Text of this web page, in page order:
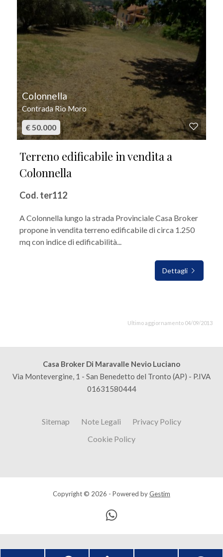
Colonnella
Contrada Rio Moro
€ 50.000
Terreno edificabile in vendita a
Colonnella
Cod. ter112
A Colonnella lungo la strada Provinciale Casa Broker
propone in vendita terreno edificabile di circa 1.250
mq con indice di edificabilità...
Dettagli
Ultimo aggiornamento 04/09/2013
Casa Broker Di Maravalle Nevio Luciano
Via Montevergine, 1 - San Benedetto del Tronto (AP) - P.IVA
01631580444
Sitemap Note Legali
Privacy Policy
Cookie Policy
Copyright © 2026 - Powered byGestim